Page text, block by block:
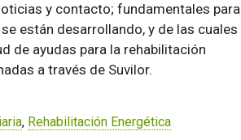
y contacto; fundamentales para
están desarrollando, y de las cuales
de ayudas para la rehabilitación
a través de Suvilor.
, Rehabilitación Energética